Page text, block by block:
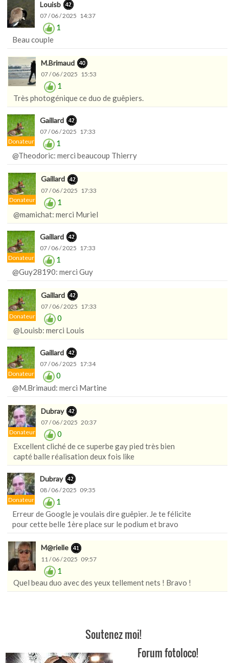
Louisb
07 / 06 / 2025 14:37
1
Beau couple
M.Brimaud
07 / 06 / 2025 15:53
1
Très photogénique ce duo de guêpiers.
Donateur
Gaillard
07 / 06 / 2025 17:33
1
@Theodoric: merci beaucoup Thierry
Donateur
Gaillard
07 / 06 / 2025 17:33
1
@mamichat: merci Muriel
Donateur
Gaillard
07 / 06 / 2025 17:33
1
@Guy28190: merci Guy
Donateur
Gaillard
07 / 06 / 2025 17:33
0
@Louisb: merci Louis
Donateur
Gaillard
07 / 06 / 2025 17:34
0
@M.Brimaud: merci Martine
Donateur
Dubray
07 / 06 / 2025 20:37
0
Excellent cliché de ce superbe gay pied très bien
capté balle réalisation deux fois like
Donateur
Dubray
08 / 06 / 2025 09:35
1
Erreur de Google je voulais dire guêpier. Je te félicite
pour cette belle 1ère place sur le podium et bravo
M@rielle
11 / 06 / 2025 09:57
1
Quel beau duo avec des yeux tellement nets ! Bravo !
Soutenez moi!
Forum fotoloco!